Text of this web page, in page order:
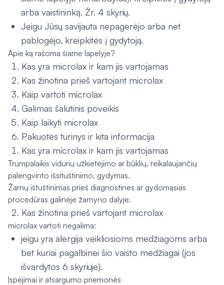
arba vaistininką. Žr. 4 skyrių.
Jeigu Jūsų savijauta nepagerėjo arba net
pablogėjo, kreipkitės į gydytoją.
Apie ką rašoma šiame lapelyje?
Kas yra microlax ir kam jis vartojamas
Kas žinotina prieš vartojant microlax
Kaip vartoti microlax
Galimas šalutinis poveikis
Kaip laikyti microlax
Pakuotės turinys ir kita informacija
Kas yra microlax ir kam jis vartojamas
Trumpalaikis vidurių užkietėjimo ar būklių, reikalaujančių
palengvinto išsituštinimo, gydymas.
Žarnų ištuštinimas prieš diagnostines ar gydomąsias
procedūras galinėje žarnyno dalyje.
Kas žinotina prieš vartojant microlax
microlax vartoti negalima:
jeigu yra alergija veikliosioms medžiagoms arba
bet kuriai pagalbinei šio vaisto medžiagai (jos
išvardytos 6 skyriuje).
Įspėjimai ir atsargumo priemonės